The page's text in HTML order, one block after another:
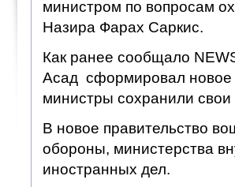
министром по вопросам
Назира Фарах Саркис.
Как ранее сообщало
Асад сформировал новое
министры сохранили свои
В новое правительство
обороны, министерства
иностранных дел.